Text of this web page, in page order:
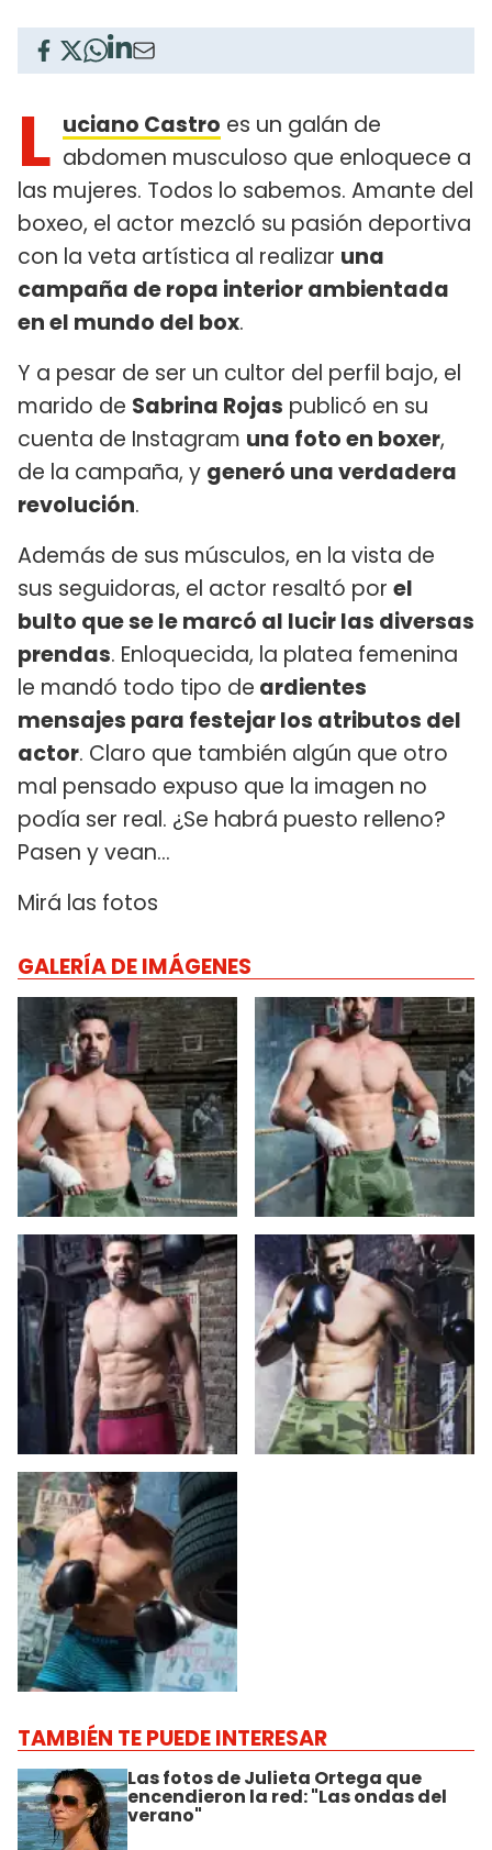
L uciano Castro es un galán de
abdomen musculoso que enloquece a
las mujeres. Todos lo sabemos. Amante del
boxeo, el actor mezcló su pasión deportiva
con la veta artística al realizar una
campaña de ropa interior ambientada
en el mundo del box.
Y a pesar de ser un cultor del perfil bajo, el
marido de Sabrina Rojas publicó en su
cuenta de Instagram una foto en boxer,
de la campaña, y generó una verdadera
revolución.
Además de sus músculos, en la vista de
sus seguidoras, el actor resaltó por el
bulto que se le marcó al lucir las diversas
prendas. Enloquecida, la platea femenina
le mandó todo tipo de ardientes
mensajes para festejar los atributos del
actor. Claro que también algún que otro
mal pensado expuso que la imagen no
podía ser real. ¿Se habrá puesto relleno?
Pasen y vean...
Mirá las fotos
GALERÍA DE IMÁGENES
TAMBIÉN TE PUEDE INTERESAR
Las fotos de Julieta Ortega que
encendieron la red: "Las ondas del
verano"